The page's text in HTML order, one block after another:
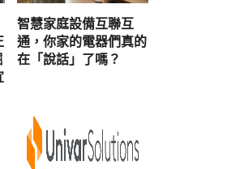
智慧家庭設備互聯互
通，你家的電器們真的
在「說話」了嗎？